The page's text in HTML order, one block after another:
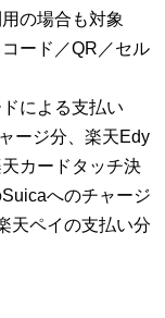
の場合も対象
ード／QR／セル
による支払い
ージ分、楽天Edy
カードタッチ決
へのチャージ
天ペイの支払い分